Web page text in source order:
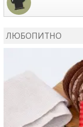
ЛЮБОПИТНО